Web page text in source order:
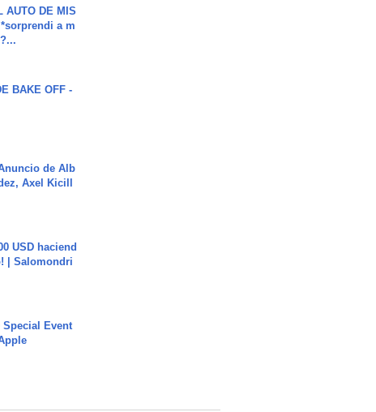
AUTO DE MIS
a m
BAKE OFF -
de Alb
Axel Kicill
USD haciend
| Salomondri
Special Event